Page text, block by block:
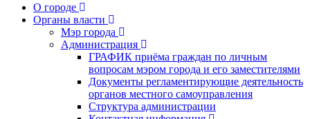
О городе
Органы власти
Мэр города
Администрация
ГРАФИК приёма граждан по личным
вопросам мэром города и его заместителями
Документы регламентирующие деятельность
органов местного самоуправления
Структура администрации